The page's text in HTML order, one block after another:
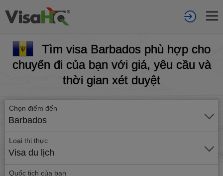
Tìm visa Barbados phù hợp cho
chuyến đi của bạn với giá, yêu cầu và
thời gian xét duyệt
Chọn điểm đến
Barbados
Loại thị thực
Visa du lịch
Quốc tịch của bạn